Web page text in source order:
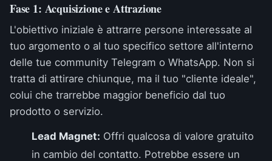
Fase 1: Acquisizione e Attrazione
L'obiettivo iniziale è attrarre persone interessate al
tuo argomento o al tuo specifico settore all'interno
delle tue community Telegram o WhatsApp. Non si
tratta di attirare chiunque, ma il tuo "cliente ideale",
colui che trarrebbe maggior beneficio dal tuo
prodotto o servizio.
Lead Magnet: Offri qualcosa di valore gratuito
in cambio del contatto. Potrebbe essere un